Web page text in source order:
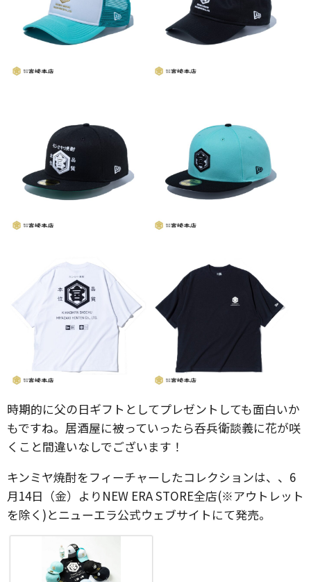
時期的に父の日ギフトとしてプレゼントしても面白いか
もですね。居酒屋に被っていったら呑兵衛談義に花が咲
くこと間違いなしでございます！
キンミヤ焼酎をフィーチャーしたコレクションは、、6
月14日（金）よりNEW ERA STORE全店(※アウトレット
を除く)とニューエラ公式ウェブサイトにて発売。